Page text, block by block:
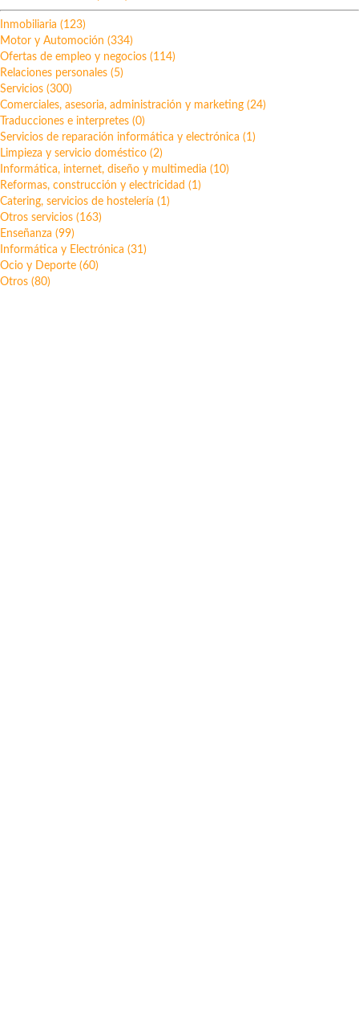
Inmobiliaria (123)
Motor y Automoción (334)
Ofertas de empleo y negocios (114)
Relaciones personales (5)
Servicios (300)
Comerciales, asesoria, administración y marketing (24)
Traducciones e interpretes (0)
Servicios de reparación informática y electrónica (1)
Limpieza y servicio doméstico (2)
Informática, internet, diseño y multimedia (10)
Reformas, construcción y electricidad (1)
Catering, servicios de hostelería (1)
Otros servicios (163)
Enseñanza (99)
Informática y Electrónica (31)
Ocio y Deporte (60)
Otros (80)